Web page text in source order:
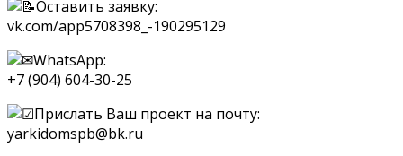
Оставить заявку:
vk.com/app5708398_-190295129
WhatsApp:
+7 (904) 604-30-25
Прислать Ваш проект на почту:
yarkidomspb@bk.ru